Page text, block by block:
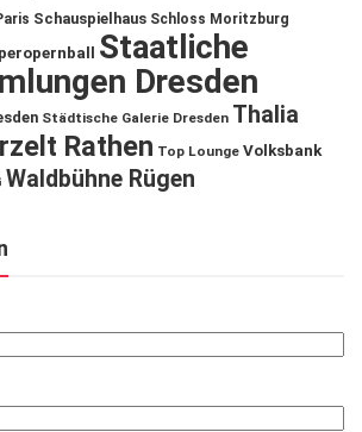
Schauspielhaus Schloss Moritzburg
Staatliche
Dresden
Städtische Galerie Dresden Thalia
Rathen Top Lounge Volksbank
Waldbühne Rügen